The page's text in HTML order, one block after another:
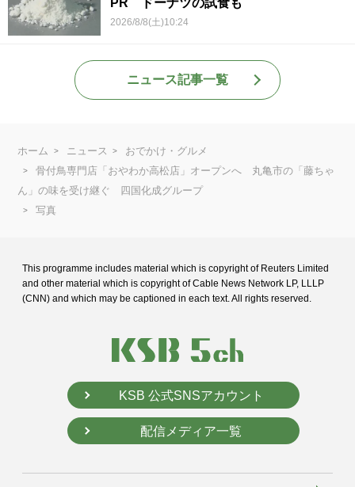
PR ドーナツの試食も
2026/8/8(土)10:24
ニュース記事一覧
ホーム ニュース
おでかけ・グルメ
骨付鳥専門店「おやわか高松店」オープンへ 丸亀市の「藤ちゃ
ん」の味を受け継ぐ 四国化成グループ
写真
This programme includes material which is copyright of Reuters Limited
and other material which is copyright of Cable News Network LP, LLLP
(CNN) and which may be captioned in each text. All rights reserved.
KSB 公式SNSアカウント
配信メディア一覧